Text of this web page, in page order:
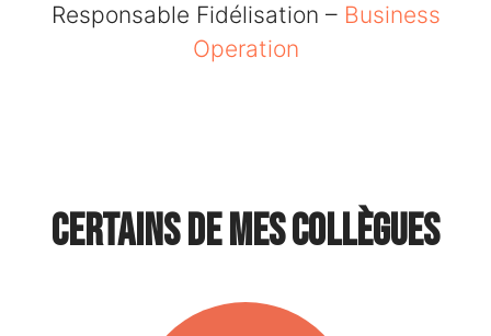
Responsable Fidélisation – Business
Operation
Certains de mes collègues